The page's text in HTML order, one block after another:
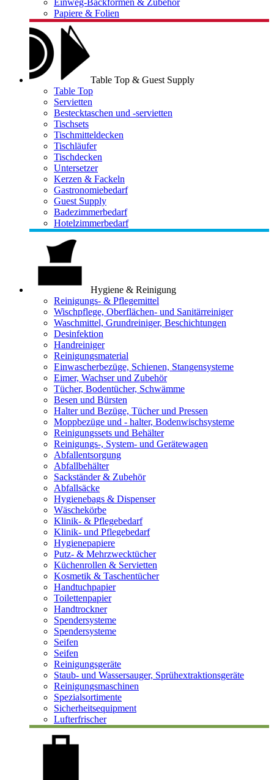
Einweg-Backformen & Zubehör
Papiere & Folien
Table Top & Guest Supply
Table Top
Servietten
Bestecktaschen und -servietten
Tischsets
Tischmitteldecken
Tischläufer
Tischdecken
Untersetzer
Kerzen & Fackeln
Gastronomiebedarf
Guest Supply
Badezimmerbedarf
Hotelzimmerbedarf
Hygiene & Reinigung
Reinigungs- & Pflegemittel
Wischpflege, Oberflächen- und Sanitärreiniger
Waschmittel, Grundreiniger, Beschichtungen
Desinfektion
Handreiniger
Reinigungsmaterial
Einwascherbezüge, Schienen, Stangensysteme
Eimer, Wachser und Zubehör
Tücher, Bodentücher, Schwämme
Besen und Bürsten
Halter und Bezüge, Tücher und Pressen
Moppbezüge und - halter, Bodenwischsysteme
Reinigungssets und Behälter
Reinigungs-, System- und Gerätewagen
Abfallentsorgung
Abfallbehälter
Sackständer & Zubehör
Abfallsäcke
Hygienebags & Dispenser
Wäschekörbe
Klinik- & Pflegebedarf
Klinik- und Pflegebedarf
Hygienepapiere
Putz- & Mehrzwecktücher
Küchenrollen & Servietten
Kosmetik & Taschentücher
Handtuchpapier
Toilettenpapier
Handtrockner
Spendersysteme
Spendersysteme
Seifen
Seifen
Reinigungsgeräte
Staub- und Wassersauger, Sprühextraktionsgeräte
Reinigungsmaschinen
Spezialsortimente
Sicherheitsequipment
Lufterfrischer